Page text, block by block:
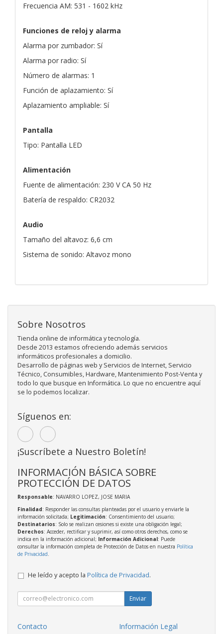
Frecuencia AM: 531 - 1602 kHz
Funciones de reloj y alarma
Alarma por zumbador: Sí
Alarma por radio: Sí
Número de alarmas: 1
Función de aplazamiento: Sí
Aplazamiento ampliable: Sí
Pantalla
Tipo: Pantalla LED
Alimentación
Fuente de alimentación: 230 V CA 50 Hz
Batería de respaldo: CR2032
Audio
Tamaño del altavoz: 6,6 cm
Sistema de sonido: Altavoz mono
Sobre Nosotros
Tienda online de informática y tecnología.
Desde 2013 estamos ofreciendo además servicios
informáticos profesionales a domicilio.
Desarrollo de páginas web y Servicios de Internet, Servicio
Técnico, Consumibles, Hardware, Mantenimiento Post-Venta y
todo lo que busque en Informática. Lo que no encuentre aquí
se lo podemos localizar.
Síguenos en:
¡Suscríbete a Nuestro Boletín!
INFORMACIÓN BÁSICA SOBRE
PROTECCIÓN DE DATOS
Responsable: NAVARRO LOPEZ, JOSE MARIA
Finalidad: Responder las consultas planteadas por el usuario y enviarle la
información solicitada; Legitimación: Consentimiento del usuario;
Destinatarios: Solo se realizan cesiones si existe una obligación legal;
Derechos: Acceder, rectificar y suprimir, así como otros derechos, como se
indica en la información adicional; Información Adicional: Puede
consultar la información completa de Protección de Datos en nuestra Política
de Privacidad
He leído y acepto la Política de Privacidad.
Enviar
Contacto
Información Legal